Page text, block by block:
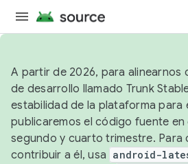
A partir de 2026, para alinearnos
de desarrollo llamado Trunk
estabilidad de la plataforma para
publicaremos el código fuente en
segundo y cuarto trimestre. Para
contribuir a él, usa android-